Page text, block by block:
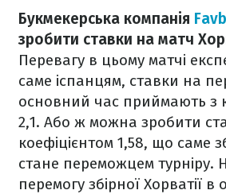
Букмекерська компанія
зробити ставки на матч
Перевагу в цьому матчі
саме іспанцям, ставки на
основний час приймають з
2,1. Або ж можна зробити
коефіцієнтом 1,58, що саме
стане переможцем турніру.
перемогу збірної Хорватії